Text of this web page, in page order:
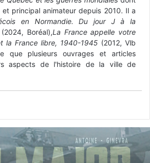
principal animateur depuis 2010. Il a
en Normandie. Du jour J à la
(2024, Boréal),La France appelle votre
la France libre, 1940-1945 (2012, Vlb
que plusieurs ouvrages et articles
aspects de l'histoire de la ville de